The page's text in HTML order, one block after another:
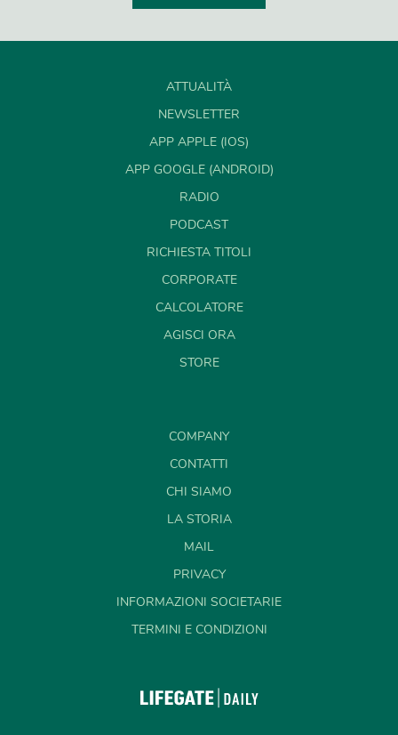
ATTUALITÀ
NEWSLETTER
APP APPLE (IOS)
APP GOOGLE (ANDROID)
RADIO
PODCAST
RICHIESTA TITOLI
CORPORATE
CALCOLATORE
AGISCI ORA
STORE
COMPANY
CONTATTI
CHI SIAMO
LA STORIA
MAIL
PRIVACY
INFORMAZIONI SOCIETARIE
TERMINI E CONDIZIONI